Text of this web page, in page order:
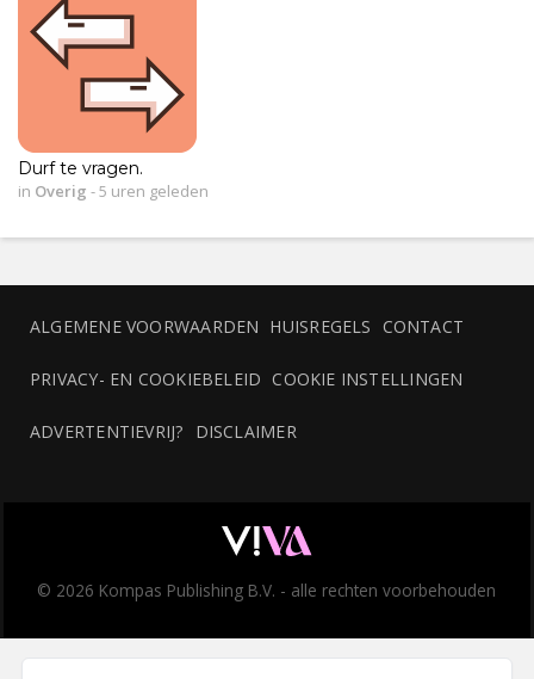
Durf te vragen.
in Overig -5 uren geleden
ALGEMENE VOORWAARDEN HUISREGELS CONTACT
PRIVACY- EN COOKIEBELEID COOKIE INSTELLINGEN
ADVERTENTIEVRIJ? DISCLAIMER
© 2026 Kompas Publishing B.V. - alle rechten voorbehouden